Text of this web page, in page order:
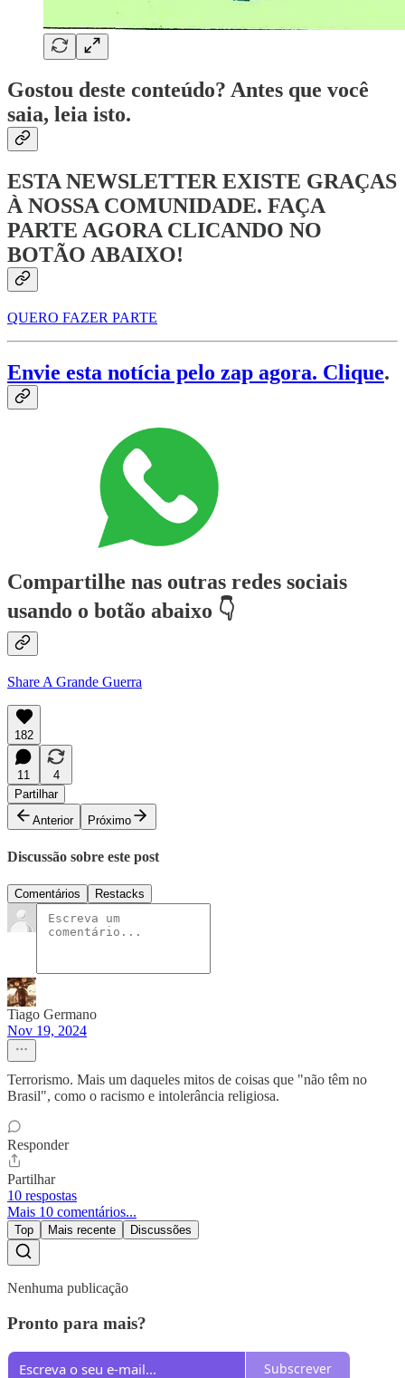
Gostou deste conteúdo? Antes que você
saia, leia isto.
ESTA NEWSLETTER EXISTE GRAÇAS
À NOSSA COMUNIDADE. FAÇA
PARTE AGORA CLICANDO NO
BOTÃO ABAIXO!
QUERO FAZER PARTE
Envie esta notícia pelo zap agora. Clique.
Compartilhe nas outras redes sociais
usando o botão abaixo 👇
Share A Grande Guerra
182
11
4
Partilhar
Anterior
Próximo
Discussão sobre este post
Comentários Restacks
Tiago Germano
Nov 19, 2024
Terrorismo. Mais um daqueles mitos de coisas que "não têm no
Brasil", como o racismo e intolerância religiosa.
Responder
Partilhar
10 respostas
Mais 10 comentários...
Top Mais recente Discussões
Nenhuma publicação
Pronto para mais?
Subscrever